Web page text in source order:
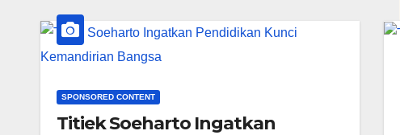
SPONSORED CONTENT
Titiek Soeharto Ingatkan